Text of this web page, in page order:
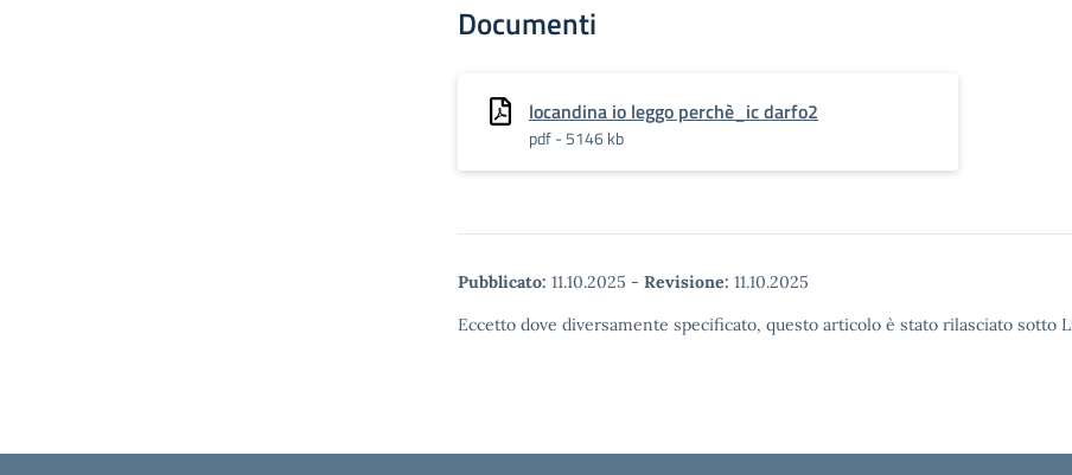
Documenti
locandina io leggo perchè_ic darfo2
pdf - 5146 kb
Pubblicato: 11.10.2025 - Revisione: 11.10.2025
Eccetto dove diversamente specificato, questo articolo è stato rilasciato sotto